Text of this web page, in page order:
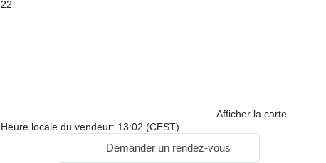
22
Afficher la carte
Heure locale du vendeur: 13:02 (CEST)
Demander un rendez-vous